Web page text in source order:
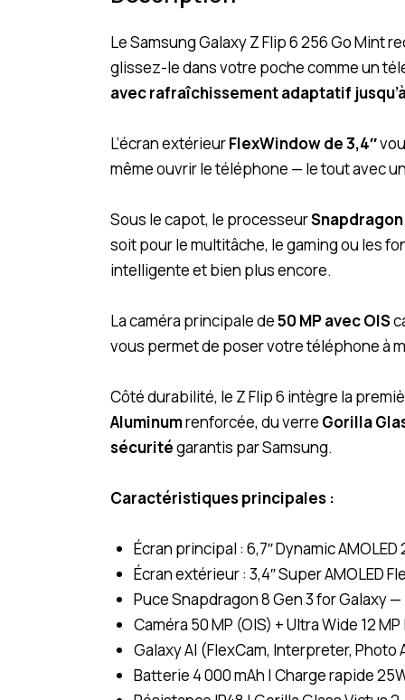
Le Samsung Galaxy Z Flip 6 256 Go
glissez-le dans votre poche comme un
avec rafraîchissement adaptatif
L’écran extérieurFlexWindow de 3,4″
même ouvrir le téléphone — le tout avec
Sous le capot, le processeurSnapdragon
soit pour le multitâche, le gaming ou les
intelligente et bien plus encore.
La caméra principale de50 MP avec OIS
vous permet de poser votre téléphone à
Côté durabilité, le Z Flip 6 intègre la
Aluminumrenforcée, du verre Gorilla
sécuritégarantis par Samsung.
Caractéristiques principales :
Écran principal : 6,7″ Dynamic
Écran extérieur : 3,4″ Super AMOLED
Puce Snapdragon 8 Gen 3 for Galaxy —
Caméra 50 MP (OIS) + Ultra Wide 12 MP
Galaxy AI (FlexCam, Interpreter, Photo
Batterie 4 000 mAh | Charge rapide